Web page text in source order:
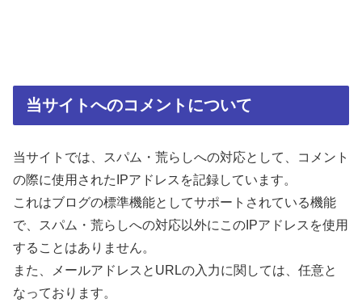
当サイトへのコメントについて
当サイトでは、スパム・荒らしへの対応として、コメント
の際に使用されたIPアドレスを記録しています。
これはブログの標準機能としてサポートされている機能
で、スパム・荒らしへの対応以外にこのIPアドレスを使用
することはありません。
また、メールアドレスとURLの入力に関しては、任意と
なっております。